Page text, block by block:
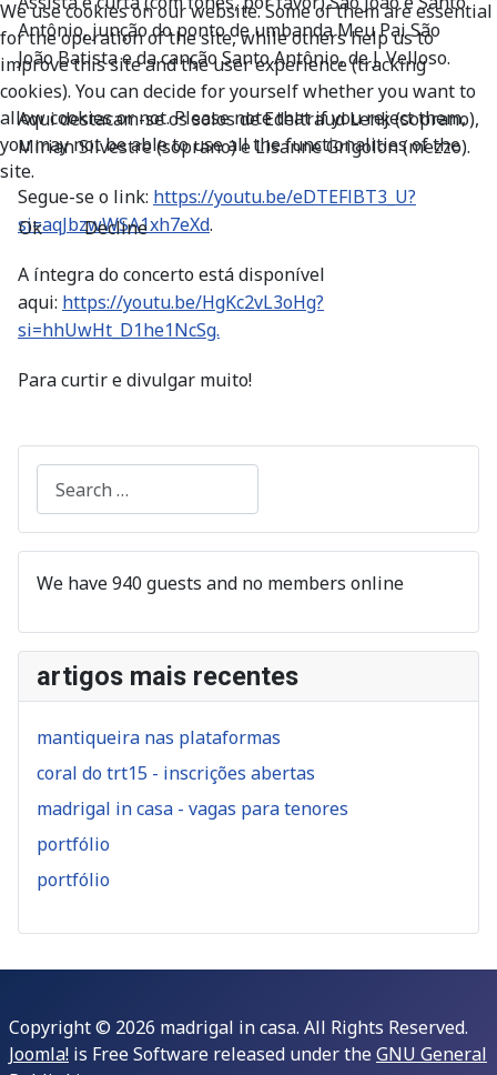
Antônio, junção do ponto de umbanda Meu Pai São
João Batista e da canção Santo Antônio, de J. Velloso.
Aqui destacam-se os solos de Edeltraud Lenk (soprano),
Mirian Silvestre (soprano) e Lisanne Grigolon (mezzo).
Segue-se o link: https://youtu.be/eDTEFlBT3_U?
si=aqJbzwWSA1xh7eXd.
A íntegra do concerto está disponível
aqui: https://youtu.be/HgKc2vL3oHg?
si=hhUwHt_D1he1NcSg.
Para curtir e divulgar muito!
We have 940 guests and no members online
artigos mais recentes
mantiqueira nas plataformas
coral do trt15 - inscrições abertas
madrigal in casa - vagas para tenores
portfólio
portfólio
Copyright © 2026 madrigal in casa. All Rights Reserved.
Joomla! is Free Software released under theGNU General
We use cookies on our website. Some of them are essential
for the operation of the site, while others help us to
improve this site and the user experience (tracking
cookies). You can decide for yourself whether you want to
allow cookies or not. Please note that if you reject them,
you may not be able to use all the functionalities of the
site.
Ok Decline